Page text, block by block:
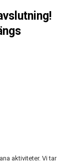
aktiviteter. Vi tar